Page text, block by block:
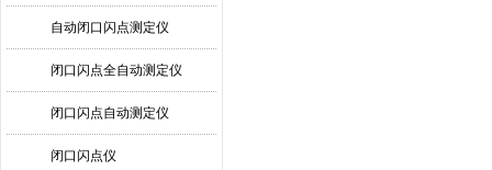
自动闭口闪点测定仪
闭口闪点全自动测定仪
闭口闪点自动测定仪
闭口闪点仪